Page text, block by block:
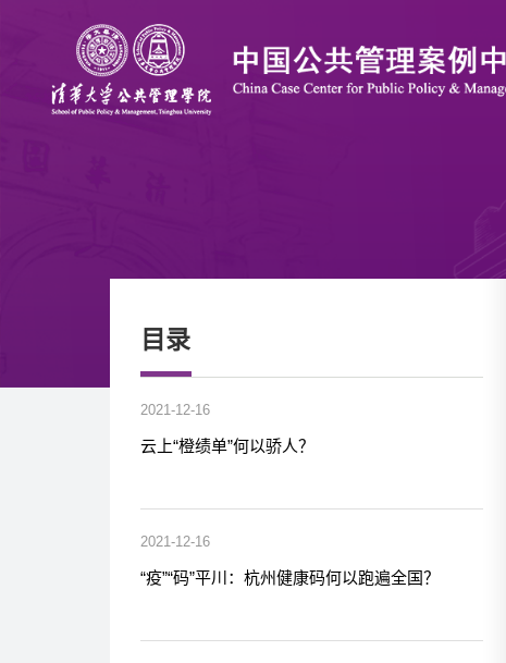
目录
2021-12-16
云上“橙绩单”何以骄人？
2021-12-16
“疫”“码”平川：杭州健康码何以跑遍全国？